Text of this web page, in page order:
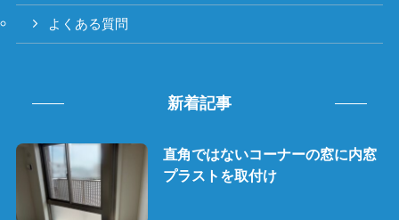
よくある質問
新着記事
直角ではないコーナーの窓に内窓
プラストを取付け